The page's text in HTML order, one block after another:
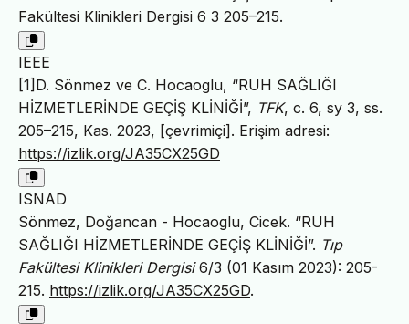
Fakültesi Klinikleri Dergisi 6 3 205–215.
IEEE
[1]D. Sönmez ve C. Hocaoglu, “RUH SAĞLIĞI
HİZMETLERİNDE GEÇİŞ KLİNİĞİ”, TFK, c. 6, sy 3, ss.
205–215, Kas. 2023, [çevrimiçi]. Erişim adresi:
https://izlik.org/JA35CX25GD
ISNAD
Sönmez, Doğancan - Hocaoglu, Cicek. “RUH
SAĞLIĞI HİZMETLERİNDE GEÇİŞ KLİNİĞİ”. Tıp
Fakültesi Klinikleri Dergisi6/3 (01 Kasım 2023): 205-
215. https://izlik.org/JA35CX25GD.